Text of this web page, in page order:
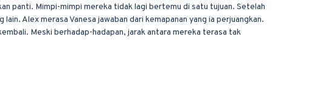
panti. Mimpi-mimpi mereka tidak lagi bertemu di satu tujuan. Setelah
Alex merasa Vanesa jawaban dari kemapanan yang ia perjuangkan.
Meski berhadap-hadapan, jarak antara mereka terasa tak